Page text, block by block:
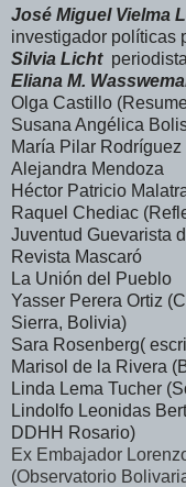
José Miguel Vielma
investigador políticas
Silvia Licht
Eliana M.
Olga Castillo
Susana Angélica
María Pilar Rodríguez
Alejandra Mendoza
Héctor Patricio
Raquel Chediac
Juventud Guevarista
Revista Mascaró
La Unión del Pueblo
Yasser Perera Ortiz
Sierra, Bolivia)
Sara Rosenberg(
Marisol de la Rivera
Linda Lema Tucher
Lindolfo Leonidas
DDHH Rosario)
Ex Embajador
(Observatorio